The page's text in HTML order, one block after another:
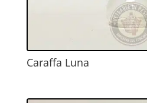
Caraffa Luna